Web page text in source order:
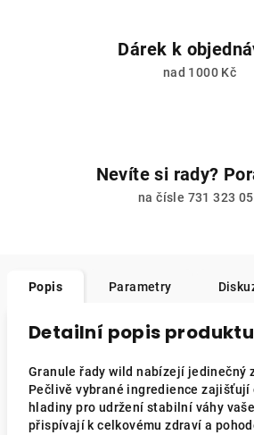
Dárek k
nad 1000 Kč
Nevíte si rady?
na čísle 731 323
Popis Parametry
Detailní popis produktu
Granule řady wild nabízejí jedinečný
Pečlivě vybrané ingredience
hladiny pro udržení stabilní váhy
přispívají k celkovému zdraví a